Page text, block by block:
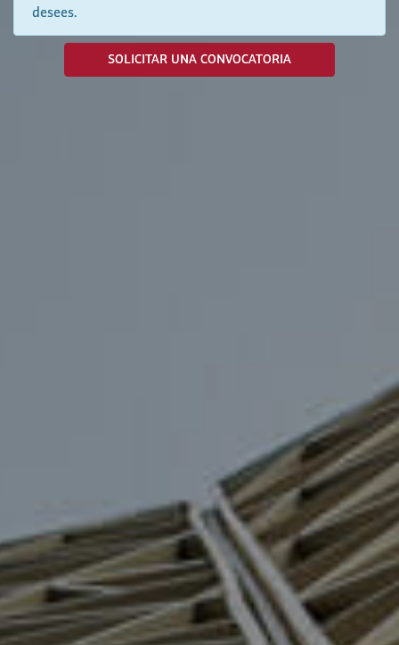
desees.
SOLICITAR UNA CONVOCATORIA